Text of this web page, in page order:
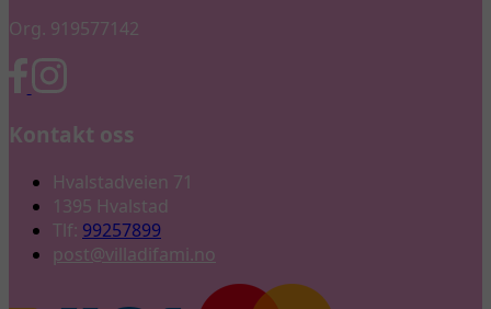
Org. 919577142
Kontakt oss
Hvalstadveien 71
1395 Hvalstad
Tlf: 99257899
post@villadifami.no